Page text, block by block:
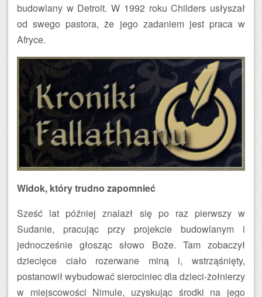
budowlany w Detroit. W 1992 roku Childers usłyszał
od swego pastora, że jego zadaniem jest praca w
Afryce.
Widok, który trudno zapomnieć
Sześć lat później znalazł się po raz pierwszy w
Sudanie, pracując przy projekcie budowlanym i
jednocześnie głosząc słowo Boże. Tam zobaczył
dziecięce ciało rozerwane miną i, wstrząśnięty,
postanowił wybudować sierociniec dla dzieci-żołnierzy
w miejscowości Nimule, uzyskując środki na jego